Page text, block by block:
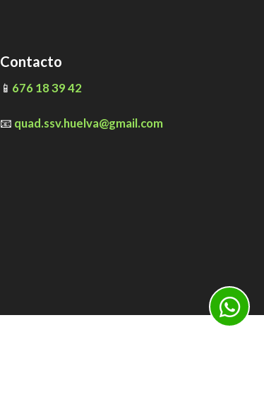
Contacto
📱 676 18 39 42
📧 quad.ssv.huelva@gmail.com